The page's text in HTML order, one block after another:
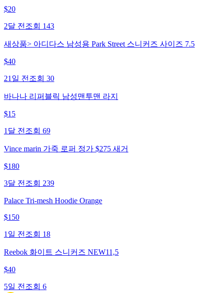
$20
2달 전 조회 143
새상품> 아디다스 남성용 Park Street 스니커즈 사이즈 7.5
$40
21일 전 조회 30
바나나 리퍼블릭 남성맨투맨 라지
$15
1달 전 조회 69
Vince marin 가죽 로퍼 정가 $275 새거
$180
3달 전 조회 239
Palace Tri-mesh Hoodie Orange
$150
1일 전 조회 18
Reebok 화이트 스니커즈 NEW11,5
$40
5일 전 조회 6